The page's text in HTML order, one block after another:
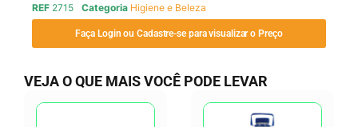
REF 2715 Categoria Higiene e Beleza
Faça Login ou Cadastre-se para visualizar o Preço
VEJA O QUE MAIS VOCÊ PODE LEVAR